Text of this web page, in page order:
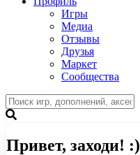
Игры
Медиа
Отзывы
Друзья
Маркет
Сообщества
Привет, заходи! :)